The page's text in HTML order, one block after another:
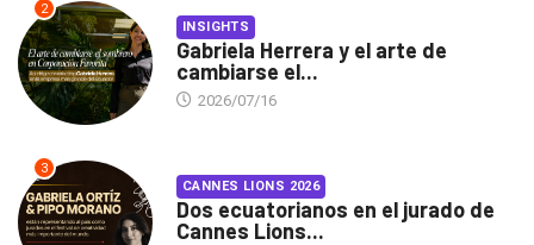
2
INSIGHTS
Gabriela Herrera y el arte de
cambiarse el...
2026/07/16
3
CANNES LIONS 2026
Dos ecuatorianos en el jurado de
Cannes Lions...